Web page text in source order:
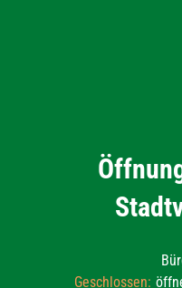
Klicken, um
Geschlossen: